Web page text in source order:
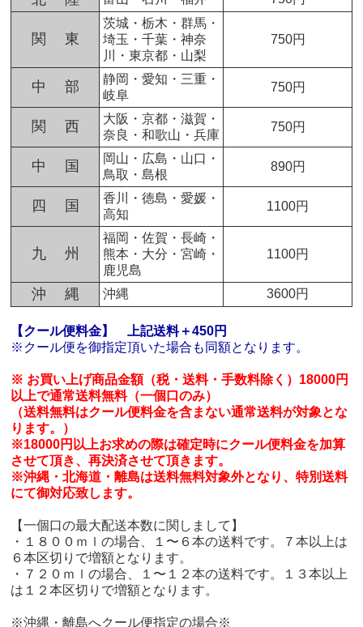
関 東
茨城・栃木・群馬・
埼玉・千葉・神奈
川・東京都・山梨
750円
中 部
静岡・愛知・三重・
岐阜
750円
関 西
大阪・京都・滋賀・
奈良・和歌山・兵庫
750円
中 国
岡山・広島・山口・
鳥取・島根
890円
四 国
香川・徳島・愛媛・
高知
1100円
九 州
福岡・佐賀・長崎・
熊本・大分・宮崎・
鹿児島
1100円
沖 縄 沖縄 3600円
【クール便料金】
上記送料＋450円
※クール便を御指定頂いた場合も同額となります。
※ お買い上げ商品金額（税・送料・手数料除く）18000円
以上で通常送料無料（一個口のみ）
（送料無料はクール便料金を含まない通常送料が対象とな
ります。）
※18000円以上お求めの際は確定時にクール便料金を加算
させて頂き、再決済させて頂きます。
※沖縄・北海道・離島は送料無料対象外となり、特別送料
にて御対応致します。
【一個口の最大配送本数に関しまして】
・１８００ｍｌの場合、１〜６本の送料です。７本以上は
６本区切りで増額となります。
・７２０ｍｌの場合、１〜１２本の送料です。１３本以上
は１２本区切りで増額となります。
※沖縄・離島へクール便指定の場合※